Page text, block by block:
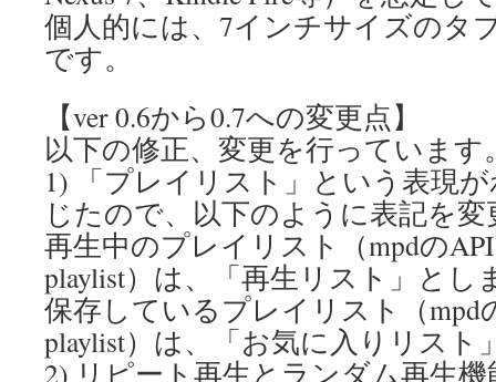
個人的には、7インチサイズのタ
です。
【ver 0.6から0.7への変更点】
以下の修正、変更を行っています
1) 「プレイリスト」という表現
じたので、以下のように表記を
再生中のプレイリスト（mpdの
playlist）は、「再生リスト」とし
保存しているプレイリスト（mpd
playlist）は、「お気に入りリスト
2) リピート再生とランダム再生